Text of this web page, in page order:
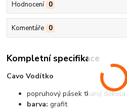
Hodnocení 0
Komentáře 0
Kompletní specifikace
Cavo Vodítko
popruhový pásek tkaný dokola
barva: grafit